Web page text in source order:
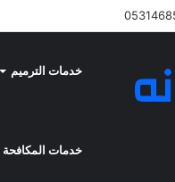
خدمات الترميم
خدمات المكافحة